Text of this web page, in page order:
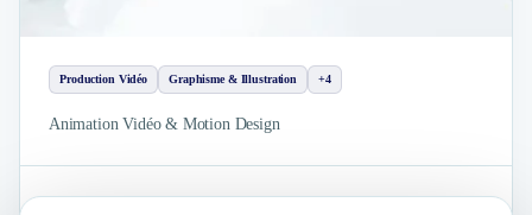
Production Vidéo Graphisme & Illustration +4
Animation Vidéo & Motion Design
4.8